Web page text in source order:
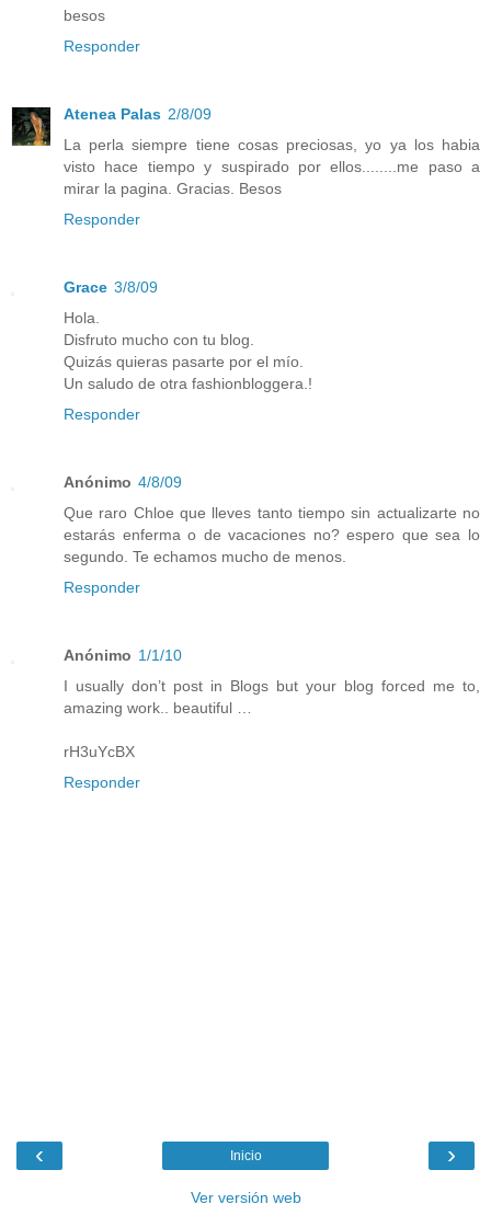
besos
Responder
Atenea Palas 2/8/09
La perla siempre tiene cosas preciosas, yo ya los habia
visto hace tiempo y suspirado por ellos........me paso a
mirar la pagina. Gracias. Besos
Responder
Grace 3/8/09
Hola.
Disfruto mucho con tu blog.
Quizás quieras pasarte por el mío.
Un saludo de otra fashionbloggera.!
Responder
Anónimo 4/8/09
Que raro Chloe que lleves tanto tiempo sin actualizarte no
estarás enferma o de vacaciones no? espero que sea lo
segundo. Te echamos mucho de menos.
Responder
Anónimo 1/1/10
I usually don’t post in Blogs but your blog forced me to,
amazing work.. beautiful …
rH3uYcBX
Responder
‹ ›
Inicio
Ver versión web